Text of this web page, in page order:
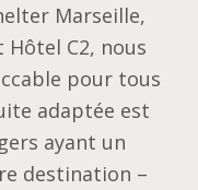
Marseille,
C2, nous
pour tous
adaptée est
ayant un
destination –